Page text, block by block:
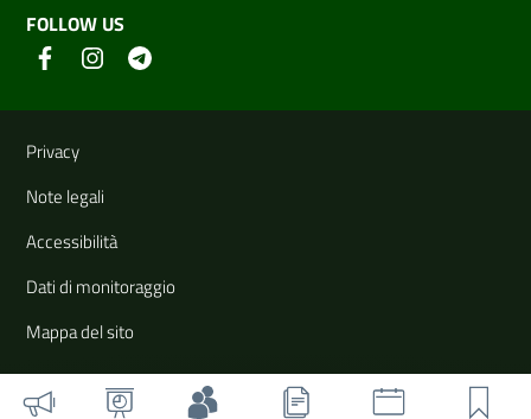
FOLLOW US
Useful links and information
Privacy
Note legali
Accessibilità
Dati di monitoraggio
Mappa del sito